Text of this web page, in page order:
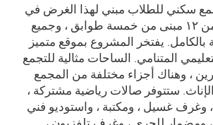
سكني للطلاب مبني لهذا الغرض في
الشارقة ويتكون من ۱۲ مبنى من خمسة طوابق ، وجميع
يفتخر المشروع بموقع متميز
المتنامي. الساحات مثالية للتجمع
، وهناك أجزاء مختلفة من المجمع
ستتوفر صالات رياضية مشتركة ،
وغرف غسيل ، ومكتبة ، واستوديو فني